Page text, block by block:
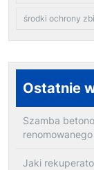
środki ochrony
Ostatnie
Szamba
Jaki